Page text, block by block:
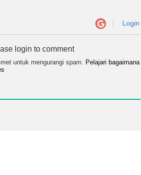
Login
login to comment
untuk mengurangi spam. Pelajari bagaimana